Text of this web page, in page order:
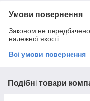
Умови повернення
Законом не
належної якості
Всі умови повернення
Подібні товари